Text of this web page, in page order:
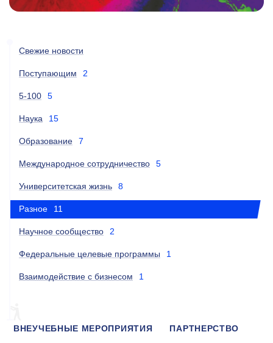
Свежие новости
Поступающим 2
5-100 5
Наука 15
Образование 7
Международное сотрудничество 5
Университетская жизнь 8
Разное 11
Научное сообщество 2
Федеральные целевые программы 1
Взаимодействие с бизнесом 1
ВНЕУЧЕБНЫЕ МЕРОПРИЯТИЯ ПАРТНЕРСТВО